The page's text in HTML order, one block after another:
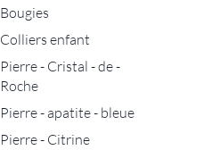
Bougies
Colliers enfant
Pierre - Cristal - de -
Roche
Pierre - apatite - bleue
Pierre - Citrine